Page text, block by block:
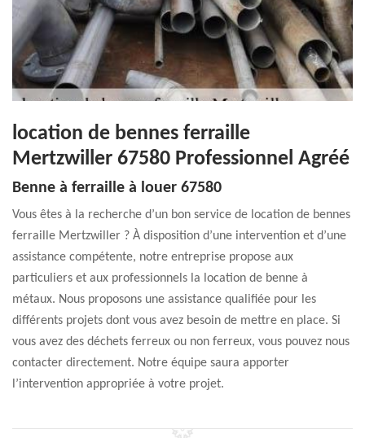
location de bennes ferraille
Mertzwiller 67580 Professionnel Agréé
Benne à ferraille à louer 67580
Vous êtes à la recherche d’un bon service de location de bennes
ferraille Mertzwiller ? À disposition d’une intervention et d’une
assistance compétente, notre entreprise propose aux
particuliers et aux professionnels la location de benne à
métaux. Nous proposons une assistance qualifiée pour les
différents projets dont vous avez besoin de mettre en place. Si
vous avez des déchets ferreux ou non ferreux, vous pouvez nous
contacter directement. Notre équipe saura apporter
l’intervention appropriée à votre projet.